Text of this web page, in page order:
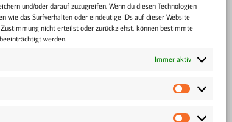
und/oder darauf zuzugreifen. Wenn du diesen Technologien
wie das Surfverhalten oder eindeutige IDs auf dieser Website
nicht erteilst oder zurückziehst, können bestimmte
werden.
Immer aktiv
Statistiken